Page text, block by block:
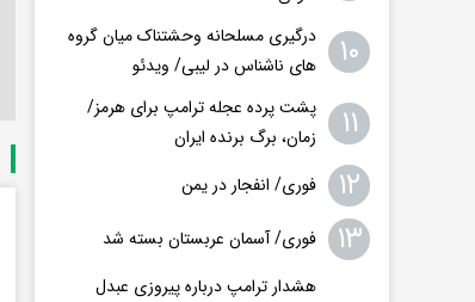
۱۰
درگیری مسلحانه وحشتناک میان گروه
های ناشناس در لیبی/ ویدئو
۱۱
پشت پرده عجله ترامپ برای هرمز/
زمان، برگ برنده ایران
۱۲ فوری/ انفجار در یمن
۱۳ فوری/ آسمان عربستان بسته شد
هشدار ترامپ درباره پیروزی عبدل